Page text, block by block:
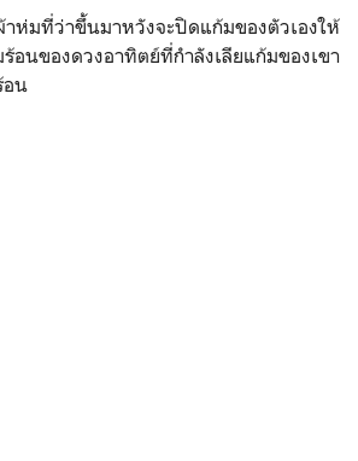
ห่มที่ว่าขึ้นมาหวังจะปิดแก้มของตัวเองให้
อนของดวงอาทิตย์ที่กำลังเลียแก้มของเขา
อน